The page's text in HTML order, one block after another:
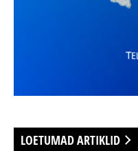
LOETUMAD ARTIKLID